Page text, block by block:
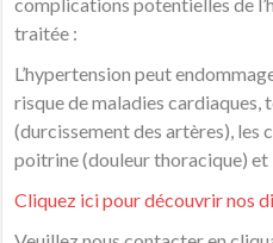
traitée :
L’hypertension peut
risque de maladies cardiaques,
(durcissement des artères), les
poitrine (douleur thoracique) et
Cliquez ici pour découvrir nos